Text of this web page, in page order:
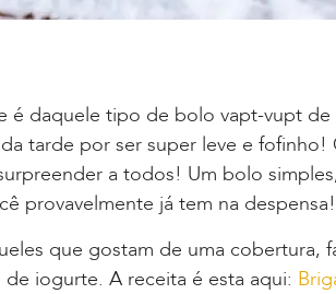
é daquele tipo de bolo vapt-vupt
tarde por ser super leve e
a todos! Um bolo
provavelmente já tem na despensa!
que gostam de uma cobertura,
iogurte. A receita é esta aqui: